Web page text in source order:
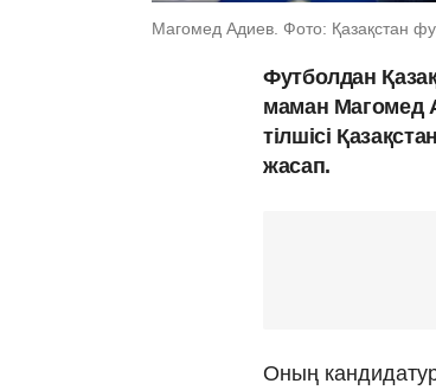
Магомед Адиев. Фото: Қазақстан
Футболдан
маман Магомед
тілшісі
жасап.
Оның